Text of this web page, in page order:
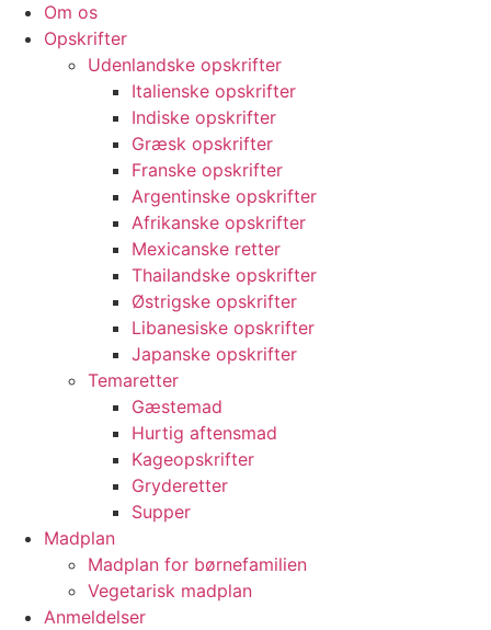
Om os
Opskrifter
Udenlandske opskrifter
Italienske opskrifter
Indiske opskrifter
Græsk opskrifter
Franske opskrifter
Argentinske opskrifter
Afrikanske opskrifter
Mexicanske retter
Thailandske opskrifter
Østrigske opskrifter
Libanesiske opskrifter
Japanske opskrifter
Temaretter
Gæstemad
Hurtig aftensmad
Kageopskrifter
Gryderetter
Supper
Madplan
Madplan for børnefamilien
Vegetarisk madplan
Anmeldelser